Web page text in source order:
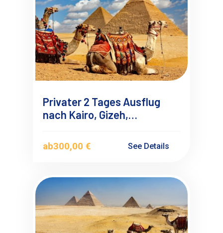
Privater 2 Tages Ausflug
nach Kairo, Gizeh,
Deutschsprachigen
Reiseführer
ab300,00 € See Details